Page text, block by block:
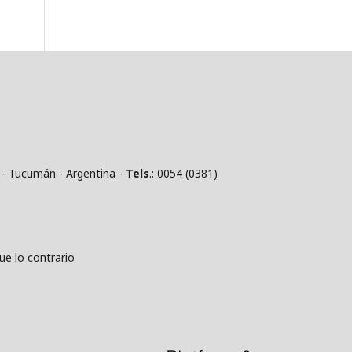
Tucumán - Argentina - Tels.: 0054 (0381)
lo contrario